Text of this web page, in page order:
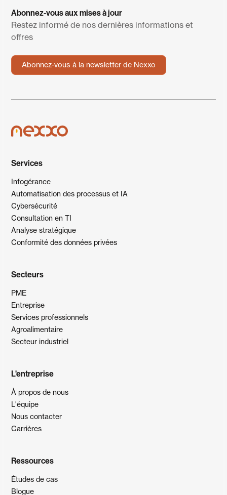
Abonnez-vous aux mises à jour
Restez informé de nos dernières informations et
offres
Abonnez-vous à la newsletter de Nexxo
Services
Infogérance
Automatisation des processus et IA
Cybersécurité
Consultation en TI
Analyse stratégique
Conformité des données privées
Secteurs
PME
Entreprise
Services professionnels
Agroalimentaire
Secteur industriel
L'entreprise
À propos de nous
L'équipe
Nous contacter
Carrières
Ressources
Études de cas
Blogue